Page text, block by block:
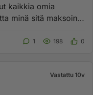
kaikkia omia
minä sitä maksoin.
1 198 0
Vastattu 10v